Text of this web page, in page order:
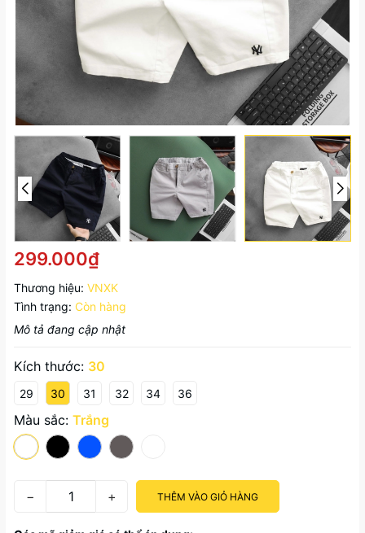
299.000₫
Thương hiệu: VNXK
Tình trạng: Còn hàng
Mô tả đang cập nhật
Kích thước: 30
29 30 31 32 34 36
Màu sắc: Trắng
− + THÊM VÀO GIỎ HÀNG